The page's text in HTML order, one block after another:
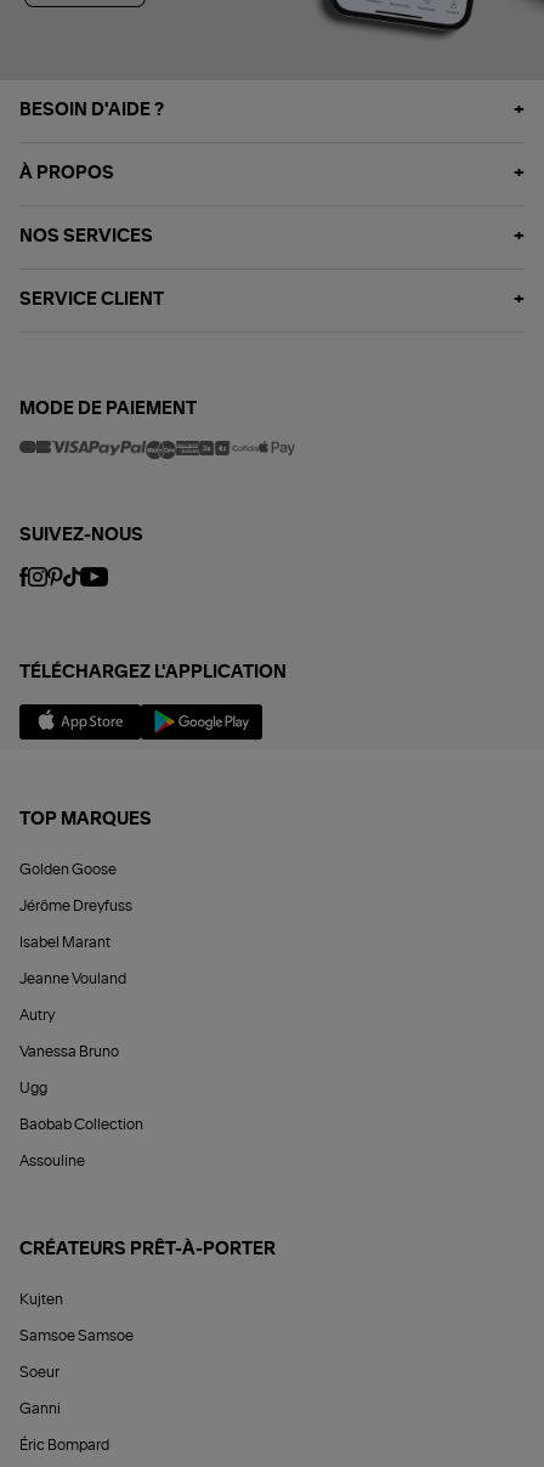
BESOIN D'AIDE ?
À PROPOS
NOS SERVICES
SERVICE CLIENT
MODE DE PAIEMENT
SUIVEZ-NOUS
TÉLÉCHARGEZ L'APPLICATION
TOP MARQUES
Golden Goose
Jérôme Dreyfuss
Isabel Marant
Jeanne Vouland
Autry
Vanessa Bruno
Ugg
Baobab Collection
Assouline
CRÉATEURS PRÊT-À-PORTER
Kujten
Samsoe Samsoe
Soeur
Ganni
Éric Bompard